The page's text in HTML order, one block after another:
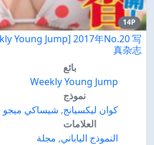
14P
Young Jump] 2017年No.20 写
真杂志
بائع
Weekly Young Jump
نموذج
كوان ليكسيانج, شيساكي ميجو
العلامات
النموذج الياباني, مجلة